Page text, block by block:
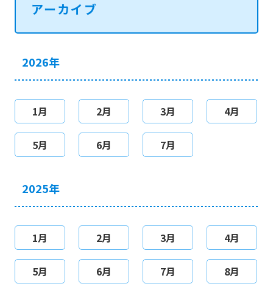
アーカイブ
2026年
1月 2月 3月 4月
5月 6月 7月
2025年
1月 2月 3月 4月
5月 6月 7月 8月